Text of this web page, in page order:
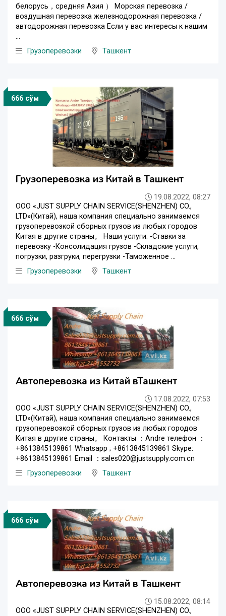
белорусь，средняя Азия ） Морская перевозка /
воздушная перевозка железнодорожная перевозка /
автодорожная перевозка Если у вас интересы к нашим
...
Грузоперевозки
Ташкент
666 сўм
Грузоперевозка из Китай в Ташкент
19.08.2022, 08:27
ООО «JUST SUPPLY CHAIN SERVICE(SHENZHEN) CO.,
LTD»(Китай), наша компания специально занимаемся
грузоперевозкой сборных грузов из любых городов
Китая в другие страны。 Наши услуги: -Ставки за
перевозку -Консолидация грузов -Складские услуги,
погрузки, разгруки, перегрузки -Таможенное ...
Грузоперевозки
Ташкент
666 сўм
Автоперевозка из Китай вТашкент
17.08.2022, 07:53
ООО «JUST SUPPLY CHAIN SERVICE(SHENZHEN) CO.,
LTD»(Китай), наша компания специально занимаемся
грузоперевозкой сборных грузов из любых городов
Китая в другие страны。 Контакты ：Andre телефон ：
+8613845139861 Whatsapp ; +8613845139861 Skype:
+8613845139861 Email ：sales020@justsupply.com.cn
Грузоперевозки
Ташкент
666 сўм
Автоперевозка из Китай в Ташкент
15.08.2022, 08:14
ООО «JUST SUPPLY CHAIN SERVICE(SHENZHEN) CO.,